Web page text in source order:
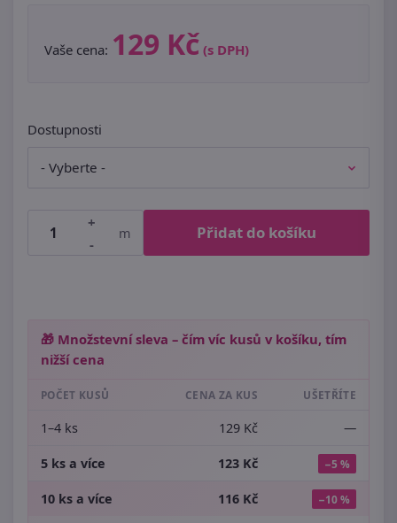
Vaše cena: 129 Kč (s DPH)
Dostupnosti
+
-
m Přidat do košíku
🎁 Množstevní sleva – čím víc kusů v košíku, tím
nižší cena
POČET KUSŮ CENA ZA KUS UŠETŘÍTE
1–4 ks 129 Kč —
5 ks a více 123 Kč −5 %
10 ks a více 116 Kč −10 %